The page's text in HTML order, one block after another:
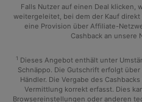
Falls Nutzer auf einen Deal klicken,
weitergeleitet, bei dem der Kauf
eine Provision über Affiliate-
Cashback an unsere
1 Dieses Angebot enthält unter
Schnäppo. Die Gutschrift erfolgt
Händler. Die Vergabe des
Vermittlung korrekt erfasst. Dies
Browsereinstellungen oder anderen